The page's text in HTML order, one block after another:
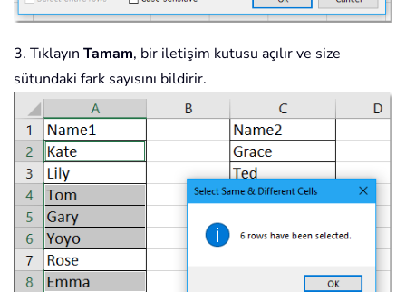
3. Tıklayın Tamam, bir iletişim kutusu açılır ve size
sütundaki fark sayısını bildirir.